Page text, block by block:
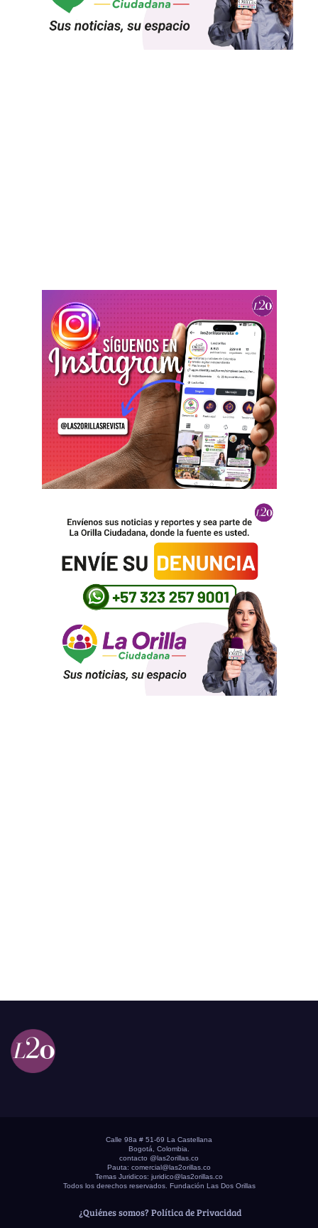
Calle 98a # 51-69 La Castellana
Bogotá, Colombia.
contacto @las2orillas.co
Pauta: comercial@las2orillas.co
Temas Juridicos: juridico@las2orillas.co
Todos los derechos reservados. Fundación Las Dos Orillas
¿Quiénes somos? Política de Privacidad